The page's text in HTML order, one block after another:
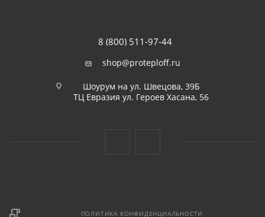
8 (800) 511-97-44
shop@proteploff.ru
Шоурум на ул. Швецова, 39Б
ТЦ Евразия ул. Героев Хасана, 56
ПОЛИТИКА КОНФИДЕНЦИАЛЬНОСТИ